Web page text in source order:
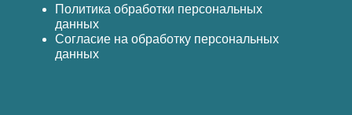
Политика обработки персональных
данных
Согласие на обработку персональных
данных